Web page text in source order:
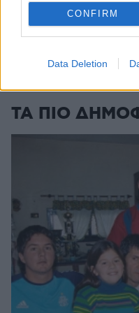
CONFIRM
Data Deletion
Μαζικός γάμος 1.500
ΤΑ ΠΙΟ